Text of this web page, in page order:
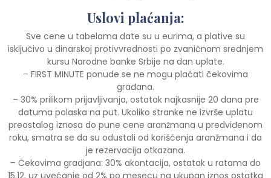
Uslovi plaćanja:
Sve cene u tabelama date su u eurima, a plative su
isključivo u dinarskoj protivvrednosti po zvaničnom srednjem
kursu Narodne banke Srbije na dan uplate.
– FIRST MINUTE ponude se ne mogu plaćati čekovima
građana.
– 30% prilikom prijavljivanja, ostatak najkasnije 20 dana pre
datuma polaska na put. Ukoliko stranke ne izvrše uplatu
preostalog iznosa do pune cene aranžmana u predviđenom
roku, smatra se da su odustali od korišćenja aranžmana i da
je rezervacija otkazana.
– Čekovima gradjana: 30% akontacija, ostatak u ratama do
15.12. uz uvećanje od 2% po mesecu na ukupan iznos ostatka